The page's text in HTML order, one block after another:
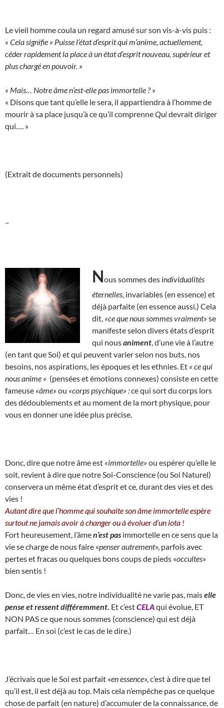
Le vieil homme coula un regard amusé sur son vis-à-vis puis :
« Cela signifie « Puisse l’état d’esprit qui m’anime, actuellement,
céder rapidement la place à un état d’esprit nouveau, supérieur et
plus chargé en pouvoir. »
« Mais… Notre âme n’est-elle pas immortelle ? »
« Disons que tant qu’elle le sera, il appartiendra à l’homme de
mourir à sa place jusqu’à ce qu’il comprenneQuidevrait diriger
qui…. »
(Extrait de documents personnels)
–
Nous sommes des individualités
éternelles , invariables (en essence) et
déjà parfaite (en essence aussi.) Cela
dit, «ce que nous sommes vraiment» se
manifeste selon divers états d’esprit
qui nousaniment , d’une vie à l’autre
(en tant que Soi) et qui peuvent varier selon nos buts, nos
besoins, nos aspirations, les époques et les ethnies. Et « ce qui
nous anime « (pensées et émotions connexes) consiste en cette
fameuse «âme» ou «corps psychique» :ce qui sort du corps lors
des dédoublements et au moment de la mort physique, pour
vous en donner une idée plus précise.
Donc, dire que notre âme est «immortelle» ou espérer qu’elle le
soit, revient à dire que notre Soi-Conscience (ou Soi Naturel)
conservera un même état d’esprit et ce, durant des vies et des
vies !
Autant dire que l’homme qui souhaite son âme immortelle espère
surtout ne jamais avoir à changer ou à évoluer d’un iota !
Fort heureusement, l’âmen’est pas immortelle en ce sens que la
vie se charge de nous faire «penser autrement», parfois avec
pertes et fracas ou quelques bons coups de pieds «occultes»
bien sentis !
Donc, de vies en vies, notre individualité ne varie pas, maiselle
pense et ressent différemment. Et c’estCELAqui évolue, ET
NON PAS ce que nous sommes (conscience) qui est déjà
parfait… En soi (c’est le cas de le dire.)
J’écrivais que le Soi est parfait «en essence», c’est à dire que tel
qu’il est, il est déjà au top. Mais cela n’empêche pas ce quelque
chose de parfait (en nature) d’accumuler de la connaissance, de